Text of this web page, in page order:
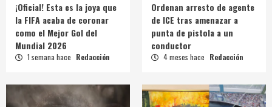
¡Oficial! Esta es la joya que
la FIFA acaba de coronar
como el Mejor Gol del
Mundial 2026
1 semana hace Redacción
Ordenan arresto de agente
de ICE tras amenazar a
punta de pistola a un
conductor
4 meses hace Redacción